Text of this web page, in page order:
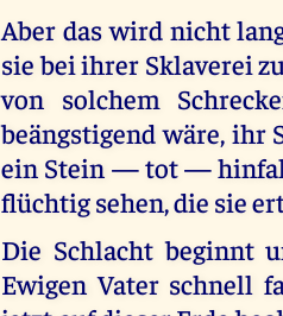
Aber das wird nicht
sie bei ihrer Sklaverei
von solchem
beängstigend wäre, ihr
ein Stein — tot —
flüchtig sehen, die sie
Die Schlacht beginnt
Ewigen Vater schnell